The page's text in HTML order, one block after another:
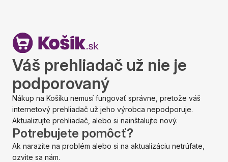
Váš prehliadač už nie je
podporovaný
Nákup na Košíku nemusí fungovať správne, pretože váš
internetový prehliadač už jeho výrobca nepodporuje.
Aktualizujte prehliadač, alebo si nainštalujte nový.
Potrebujete pomôcť?
Ak narazíte na problém alebo si na aktualizáciu netrúfate,
ozvite sa nám.